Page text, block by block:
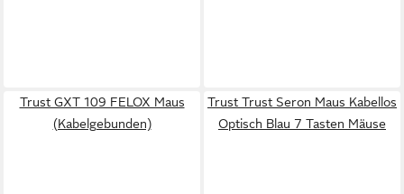
Trust GXT 109 FELOX Maus
(Kabelgebunden)
Trust Trust Seron Maus Kabellos
Optisch Blau 7 Tasten Mäuse